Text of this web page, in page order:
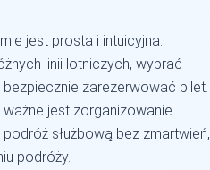
jest prosta i intuicyjna.
linii lotniczych, wybrać
zarezerwować bilet.
jest zorganizowanie
służbową bez zmartwień,
podróży.